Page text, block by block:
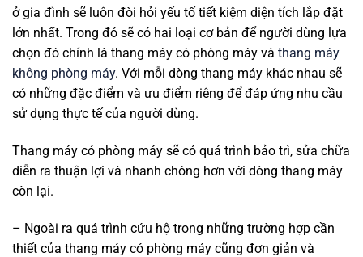
ở gia đình sẽ luôn đòi hỏi yếu tố tiết kiệm diện tích lắp đặt
lớn nhất. Trong đó sẽ có hai loại cơ bản để người dùng lựa
chọn đó chính là thang máy có phòng máy và thang máy
không phòng máy. Với mỗi dòng thang máy khác nhau sẽ
có những đặc điểm và ưu điểm riêng để đáp ứng nhu cầu
sử dụng thực tế của người dùng.
Thang máy có phòng máy sẽ có quá trình bảo trì, sửa chữa
diễn ra thuận lợi và nhanh chóng hơn với dòng thang máy
còn lại.
– Ngoài ra quá trình cứu hộ trong những trường hợp cần
thiết của thang máy có phòng máy cũng đơn giản và